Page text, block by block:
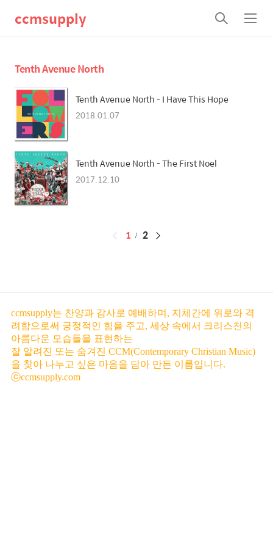
ccmsupply
검
색
메
뉴
Tenth Avenue North
Tenth Avenue North - I Have This Hope
2018.01.07
Tenth Avenue North - The First Noel
2017.12.10
페
1 2
ccmsupply는 찬양과 감사로 예배하며, 지체간에 위로와 격
려함으로써 긍정적인 힘을 주고, 세상 속에서 크리스천의
아름다운 모습들을 표현하는
잘 알려진 또는 숨겨진 CCM(Contemporary Christian Music)
을 찾아 나누고 싶은 마음을 담아 만든 이름입니다.
ⓒccmsupply.com